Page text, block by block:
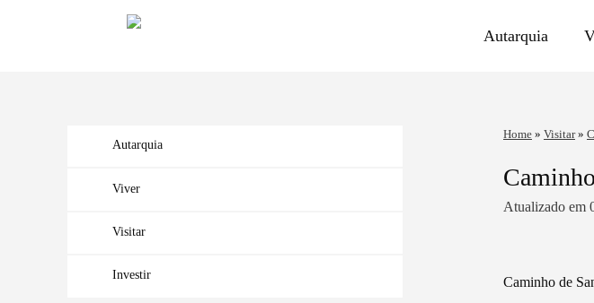
Autarquia
Autarquia
Viver
Visitar
Investir
Home» Visitar»
Atualizado em
Caminho de